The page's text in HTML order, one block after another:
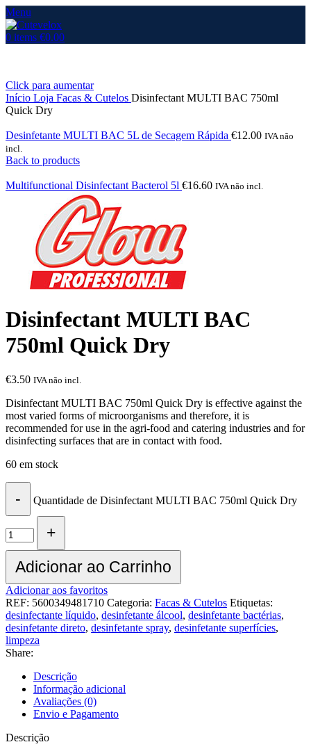
Menu
0 items €0.00
Click para aumentar
Início Loja Facas & Cutelos Disinfectant MULTI BAC 750ml
Quick Dry
Desinfetante MULTI BAC 5L de Secagem Rápida €12.00 IVA não
incl.
Back to products
Multifunctional Disinfectant Bacterol 5l €16.60 IVA não incl.
Disinfectant MULTI BAC
750ml Quick Dry
€3.50 IVA não incl.
Disinfectant MULTI BAC 750ml Quick Dry is effective against the
most varied forms of microorganisms and therefore, it is
recommended for use in the agri-food and catering industries and for
disinfecting surfaces that are in contact with food.
60 em stock
Quantidade de Disinfectant MULTI BAC 750ml Quick Dry
Adicionar ao Carrinho
Adicionar aos favoritos
REF: 5600349481710 Categoria: Facas & Cutelos Etiquetas:
desinfectante líquido, desinfetante álcool, desinfetante bactérias,
desinfetante direto, desinfetante spray, desinfetante superfícies,
limpeza
Share:
Descrição
Informação adicional
Avaliações (0)
Envio e Pagamento
Descrição